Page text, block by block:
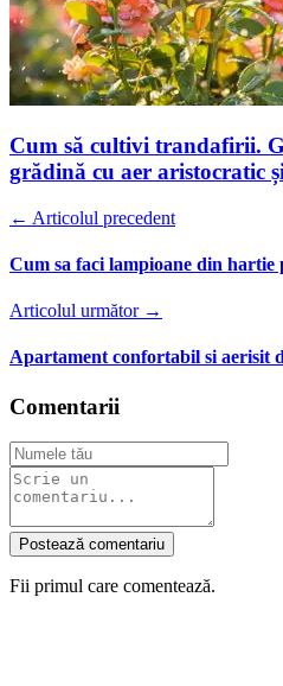
Cum să cultivi trandafirii.
grădină cu aer aristocratic
← Articolul precedent
Cum sa faci lampioane din hartie
Articolul următor →
Apartament confortabil si aerisit
Comentarii
Postează comentariu
Fii primul care comentează.